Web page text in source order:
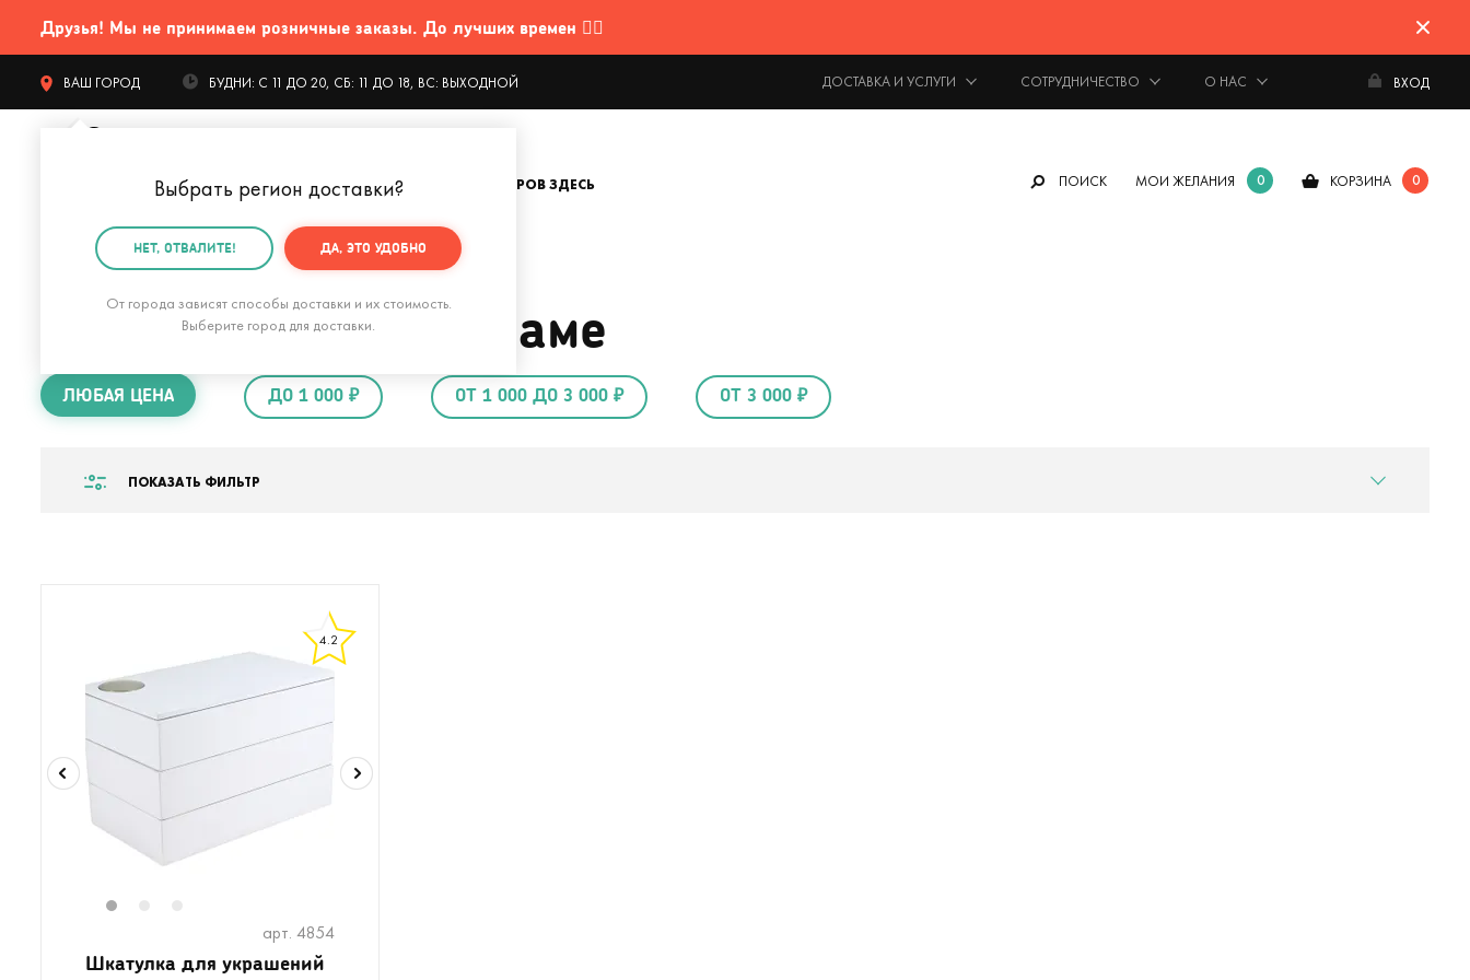
Друзья! Мы не принимаем розничные заказы. До лучших времен 🤷‍♂️
ВАШ ГОРОД
Выбрать регион доставки?
НЕТ, ОТВАЛИТЕ! ДА, ЭТО УДОБНО
От города зависят способы доставки и их стоимость.
Выберите город для доставки.
БУДНИ: С 11 ДО 20, СБ: 11 ДО 18, ВС: ВЫХОДНОЙ ДОСТАВКА И УСЛУГИ СОТРУДНИЧЕСТВО О НАС ВХОД
КАТАЛОГ ТОВАРОВ ЗДЕСЬ ПОИСК МОИ ЖЕЛАНИЯ 0 КОРЗИНА 0
Главная Подарки маме Дорогой подарок маме
Дорогой подарок маме
ЛЮБАЯ ЦЕНА ДО 1 000 ₽ ОТ 1 000 ДО 3 000 ₽ ОТ 3 000 ₽
ПОКАЗАТЬ ФИЛЬТР
4.2
арт. 4854
Шкатулка для украшений